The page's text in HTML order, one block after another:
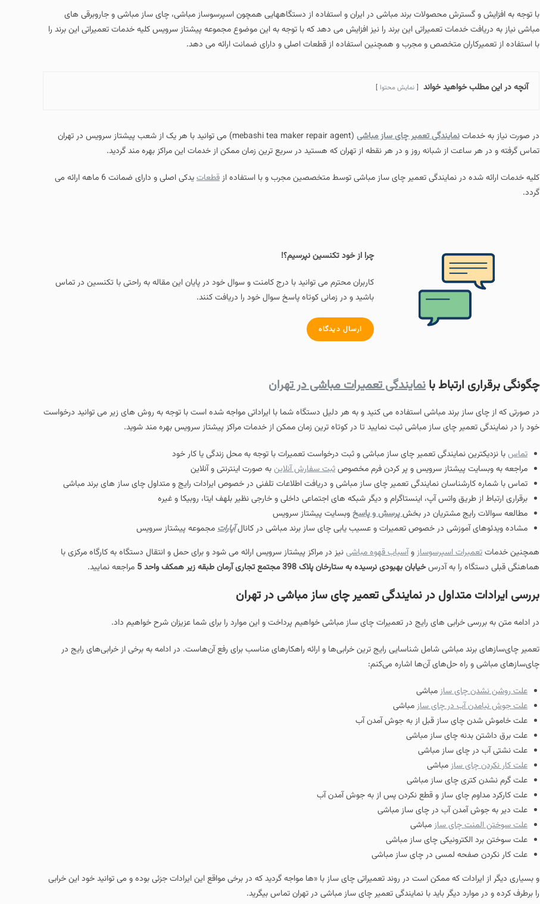
با توجه به افزایش و گسترش محصولات برند مباشی در ایران و استفاده از دستگاههایی همچون اسپرسوساز مباشی، چای ساز مباشی و جاروبرقی های
مباشی نیاز به دریافت خدمات تعمیراتی این برند را نیز افزایش می دهد که با توجه به این موضوع مجموعه پیشتاز سرویس کلیه خدمات تعمیراتی این برند را
با استفاده از تعمیرکاران متخصص و مجرب و همچنین استفاده از قطعات اصلی و دارای ضمانت ارائه می دهد.
آنچه در این مطلب خواهید خواند نمایش محتوا
در صورت نیاز به خدماتنمایندگی تعمیر چای ساز مباشی
(mebashi tea maker repair agent) می توانید با هر یک از شعب پیشتاز سرویس در تهران
تماس گرفته و در هر ساعت از شبانه روز و در هر نقطه از تهران که هستید در سریع ترین زمان ممکن از خدمات این مراکز بهره مند گردید.
کلیه خدمات ارائه شده در نمایندگی تعمیر چای ساز مباشی توسط متخصصین مجرب و با استفاده ازقطعات
یدکی اصلی و دارای ضمانت 6 ماهه ارائه می
گردد.
چرا از خود تکنسین نپرسیم؟!
کاربران محترم می توانید با درج کامنت و سوال خود در پایان این مقاله به راحتی با تکنسین در تماس
باشید و در زمانی کوتاه پاسخ سوال خود را دریافت کنند.
ارسال دیدگاه
چگونگی برقراری ارتباط بانمایندگی تعمیرات مباشی در تهران
در صورتی که از چای ساز برند مباشی استفاده می کنید و به هر دلیل دستگاه شما با ایراداتی مواجه شده است با توجه به روش های زیر می توانید درخواست
خود را در نمایندگی تعمیر چای ساز مباشی ثبت نمایید تا در کوتاه ترین زمان ممکن از خدمات مراکز پیشتاز سرویس بهره مند شوید.
تماسبا نزدیکترین نمایندگی تعمیر چای ساز مباشی و ثبت درخواست تعمیرات با توجه به محل زندگی یا کار خود
مراجعه به وبسایت پیشتاز سرویس و پر کردن فرم مخصوصثبت سفارش آنلاینبه صورت اینترنتی و آنلاین
تماس با شماره کارشناسان نمایندگی تعمیر چای ساز مباشی و دریافت اطلاعات تلفنی در خصوص ایرادات رایج و متداول چای ساز های برند مباشی
برقراری ارتباط از طریق واتس آپ، اینستاگرام و دیگر شبکه های اجتماعی داخلی و خارجی نظیر بلهف ایتا، روبیکا و غیره
مطالعه سوالات رایج مشتریان در بخشپرسش و پاسخوبسایت پیشتاز سرویس
مشاده ویدئوهای آموزشی در خصوص تعمیرات و عسیب یابی چای ساز برند مباشی در کانالآپاراتمجموعه پیشتاز سرویس
همچنین خدماتتعمیرات اسپرسوسازوآسیاب قهوه مباشینیز در مراکز پیشتاز سرویس ارائه می شود و برای حمل و انتقال دستگاه به کارگاه مرکزی با
هماهنگی قبلی دستگاه را به آدرسخیابان بهبودی نرسیده به ستارخان پلاک 398 مجتمع تجاری آرمان طبقه زیر همکف واحد 5 مراجعه نمایید.
بررسی ایرادات متداول در نمایندگی تعمیر چای ساز مباشی در تهران
در ادامه متن به بررسی خرابی های رایج در تعمیرات چای ساز مباشی خواهیم پرداخت و این موارد را برای شما عزیزان شرح خواهیم داد.
تعمیر چای‌سازهای برند مباشی شامل شناسایی رایج‌ ترین خرابی‌ها و ارائه راهکارهای مناسب برای رفع آن‌هاست. در ادامه به برخی از خرابی‌های رایج در
چای‌سازهای مباشی و راه‌ حل‌های آن‌ها اشاره می‌کنم:
علت روشن نشدن چای سازمباشی
علت جوش نیامدن آب در چای سازمباشی
علت خاموش شدن چای ساز قبل از به جوش آمدن آب
علت برق داشتن بدنه چای ساز مباشی
علت نشتی آب در چای ساز مباشی
علت کار نکردن چای سازمباشی
علت گرم نشدن کتری چای ساز مباشی
علت کارکرد مداوم چای ساز و قطع نکردن پس از به جوش آمدن آب
علت دیر به جوش آمدن آب در چای ساز مباشی
علت سوختن المنت چای سازمباشی
علت سوختن برد الکترونیکی چای ساز مباشی
علت کار نکردن صفحه لمسی در چای ساز مباشی
و بسیاری دیگر از ایرادات که ممکن است در روند تعمیراتی چای ساز با «ها مواجه گردید که در برخی مواقع این ایرادات جزئی بوده و می توانید خود این خرابی
را برطرف کرده و در موارد دیگر باید با نمایندگی تعمیر چای ساز مباشی در تهران تماس بیگرید.